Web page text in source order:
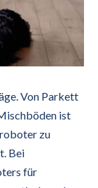
Von Parkett
ist
zu
Bei
für